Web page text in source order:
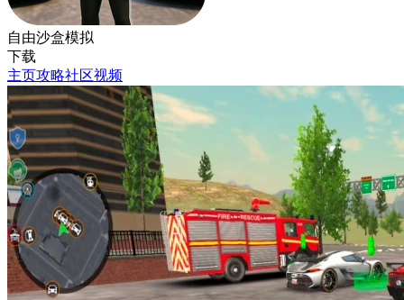
自由沙盒模拟
下载
主页攻略社区视频